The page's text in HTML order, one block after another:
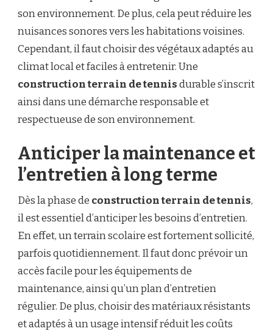
son environnement. De plus, cela peut réduire les
nuisances sonores vers les habitations voisines.
Cependant, il faut choisir des végétaux adaptés au
climat local et faciles à entretenir. Une
construction terrain de tennisdurable s’inscrit
ainsi dans une démarche responsable et
respectueuse de son environnement.
Anticiper la maintenance et
l’entretien à long terme
Dès la phase de construction terrain de tennis,
il est essentiel d’anticiper les besoins d’entretien.
En effet, un terrain scolaire est fortement sollicité,
parfois quotidiennement. Il faut donc prévoir un
accès facile pour les équipements de
maintenance, ainsi qu’un plan d’entretien
régulier. De plus, choisir des matériaux résistants
et adaptés à un usage intensif réduit les coûts